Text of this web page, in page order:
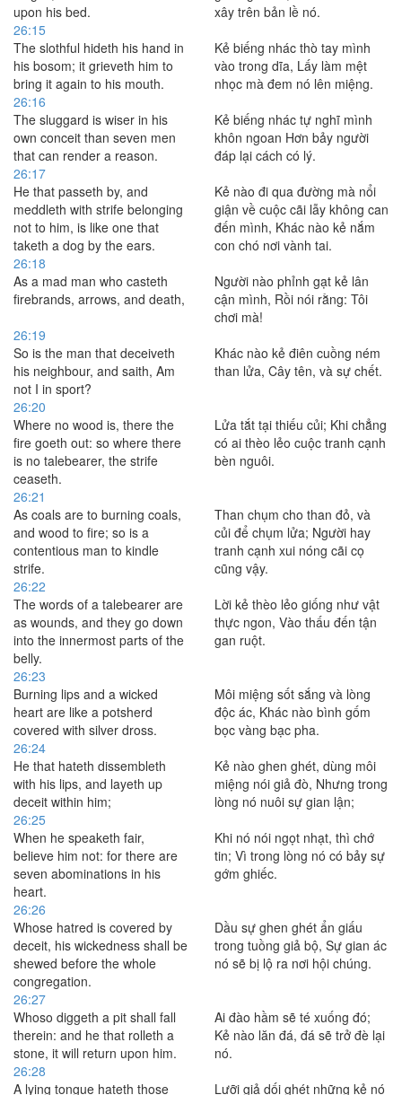
upon his bed.
xây trên bản lề nó.
26:15
The slothful hideth his hand in
his bosom; it grieveth him to
bring it again to his mouth.
Kẻ biếng nhác thò tay mình
vào trong dĩa, Lấy làm mệt
nhọc mà đem nó lên miệng.
26:16
The sluggard is wiser in his
own conceit than seven men
that can render a reason.
Kẻ biếng nhác tự nghĩ mình
khôn ngoan Hơn bảy người
đáp lại cách có lý.
26:17
He that passeth by, and
meddleth with strife belonging
not to him, is like one that
taketh a dog by the ears.
Kẻ nào đi qua đường mà nổi
giận về cuộc cãi lẫy không can
đến mình, Khác nào kẻ nắm
con chó nơi vành tai.
26:18
As a mad man who casteth
firebrands, arrows, and death,
Người nào phỉnh gạt kẻ lân
cận mình, Rồi nói rằng: Tôi
chơi mà!
26:19
So is the man that deceiveth
his neighbour, and saith, Am
not I in sport?
Khác nào kẻ điên cuồng ném
than lửa, Cây tên, và sự chết.
26:20
Where no wood is, there the
fire goeth out: so where there
is no talebearer, the strife
ceaseth.
Lửa tắt tại thiếu củi; Khi chẳng
có ai thèo lẻo cuộc tranh cạnh
bèn nguôi.
26:21
As coals are to burning coals,
and wood to fire; so is a
contentious man to kindle
strife.
Than chụm cho than đỏ, và
củi để chụm lửa; Người hay
tranh cạnh xui nóng cãi cọ
cũng vậy.
26:22
The words of a talebearer are
as wounds, and they go down
into the innermost parts of the
belly.
Lời kẻ thèo lẻo giống như vật
thực ngon, Vào thấu đến tận
gan ruột.
26:23
Burning lips and a wicked
heart are like a potsherd
covered with silver dross.
Môi miệng sốt sắng và lòng
độc ác, Khác nào bình gốm
bọc vàng bạc pha.
26:24
He that hateth dissembleth
with his lips, and layeth up
deceit within him;
Kẻ nào ghen ghét, dùng môi
miệng nói giả đò, Nhưng trong
lòng nó nuôi sự gian lận;
26:25
When he speaketh fair,
believe him not: for there are
seven abominations in his
heart.
Khi nó nói ngọt nhạt, thì chớ
tin; Vì trong lòng nó có bảy sự
gớm ghiếc.
26:26
Whose hatred is covered by
deceit, his wickedness shall be
shewed before the whole
congregation.
Dầu sự ghen ghét ẩn giấu
trong tuồng giả bộ, Sự gian ác
nó sẽ bị lộ ra nơi hội chúng.
26:27
Whoso diggeth a pit shall fall
therein: and he that rolleth a
stone, it will return upon him.
Ai đào hầm sẽ té xuống đó;
Kẻ nào lăn đá, đá sẽ trở đè lại
nó.
26:28
A lying tongue hateth those
Lưỡi giả dối ghét những kẻ nó